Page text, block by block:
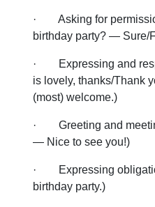
· Asking for
birthday party? — Sure/
· Expressing and
is lovely, thanks/Thank
(most) welcome.)
· Greeting and
— Nice to see you!)
· Expressing
birthday party.)